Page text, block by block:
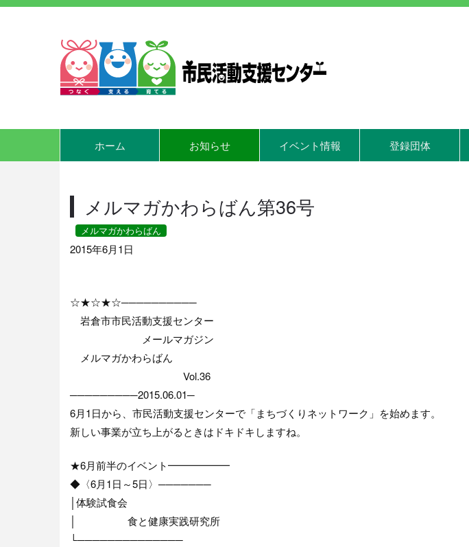
ホーム お知らせ イベント情報 登録団体
メルマガかわらばん第36号
メルマガかわらばん
2015年6月1日
☆★☆★☆──────────
岩倉市市民活動支援センター
メールマガジン
メルマガかわらばん
Vol.36
─────────2015.06.01─
6月1日から、市民活動支援センターで「まちづくりネットワーク」を始めます。
新しい事業が立ち上がるときはドキドキしますね。
★6月前半のイベント━━━━━━
◆〈6月1日～5日〉───────
│体験試食会
│ 食と健康実践研究所
└──────────────